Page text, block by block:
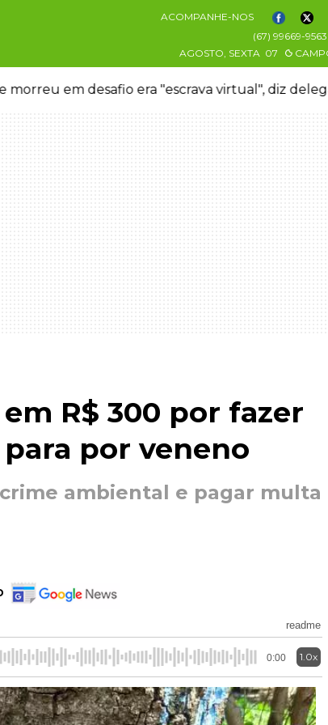
ACOMPANHE-NOS
(67) 99669-9563
AGOSTO, SEXTA 07
morreu em desafio era "escrava virtual", diz
R$ 300 por fazer
por veneno
ambiental e pagar multa
readme
0:00 1.0x